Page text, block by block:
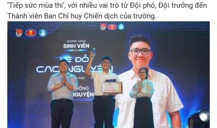
‘Tiếp sức mùa thi’, với nhiều vai trò từ Đội phó, Đội trưởng đến
Thành viên Ban Chỉ huy Chiến dịch của trường.